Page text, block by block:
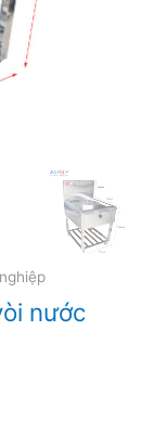
nước